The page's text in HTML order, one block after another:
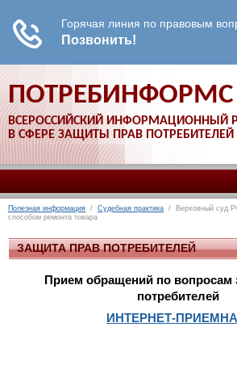
ПОТРЕБИНФОРМС
ВСЕРОССИЙСКИЙ ИНФОРМАЦИОННЫЙ
В СФЕРЕ ЗАЩИТЫ ПРАВ ПОТРЕБИТЕЛЕЙ
Полезная информация / Судебная практика / Верховный суд
способом ремонта товара
ЗАЩИТА ПРАВ ПОТРЕБИТЕЛЕЙ
Прием обращений по вопросам
потребителей
ИНТЕРНЕТ-